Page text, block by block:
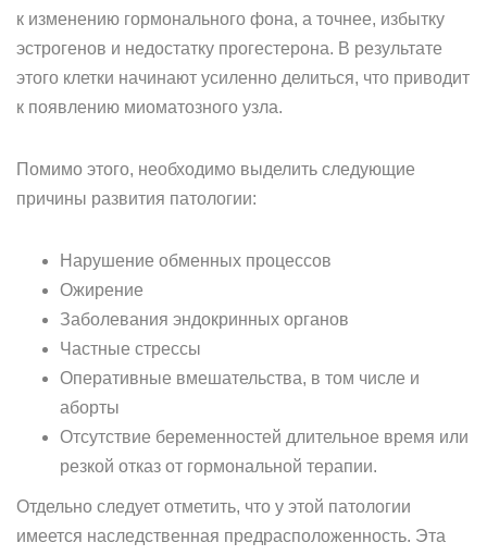
к изменению гормонального фона, а точнее, избытку
эстрогенов и недостатку прогестерона. В результате
этого клетки начинают усиленно делиться, что приводит
к появлению миоматозного узла.
Помимо этого, необходимо выделить следующие
причины развития патологии:
Нарушение обменных процессов
Ожирение
Заболевания эндокринных органов
Частные стрессы
Оперативные вмешательства, в том числе и
аборты
Отсутствие беременностей длительное время или
резкой отказ от гормональной терапии.
Отдельно следует отметить, что у этой патологии
имеется наследственная предрасположенность. Эта